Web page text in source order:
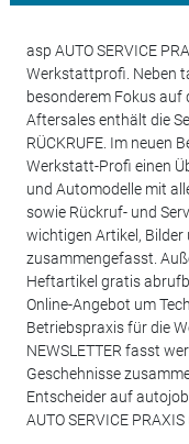
asp AUTO SERVICE
Werkstattprofi. Neben
besonderem Fokus auf
Aftersales enthält die
RÜCKRUFE. Im neuen
Werkstatt-Profi einen
und Automodelle mit
sowie Rückruf- und
wichtigen Artikel, Bilder
zusammengefasst.
Heftartikel gratis
Online-Angebot um
Betriebspraxis für die
NEWSLETTER fasst
Geschehnisse
Entscheider auf
AUTO SERVICE